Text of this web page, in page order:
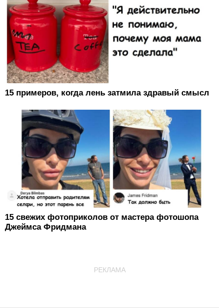
15 примеров, когда лень затмила здравый смысл
15 свежих фотоприколов от мастера фотошопа
Джеймса Фридмана
РЕКЛАМА